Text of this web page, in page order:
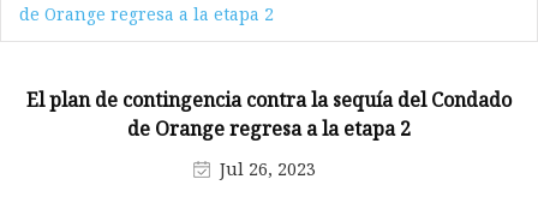
de Orange regresa a la etapa 2
El plan de contingencia contra la sequía del Condado
de Orange regresa a la etapa 2
Jul 26, 2023